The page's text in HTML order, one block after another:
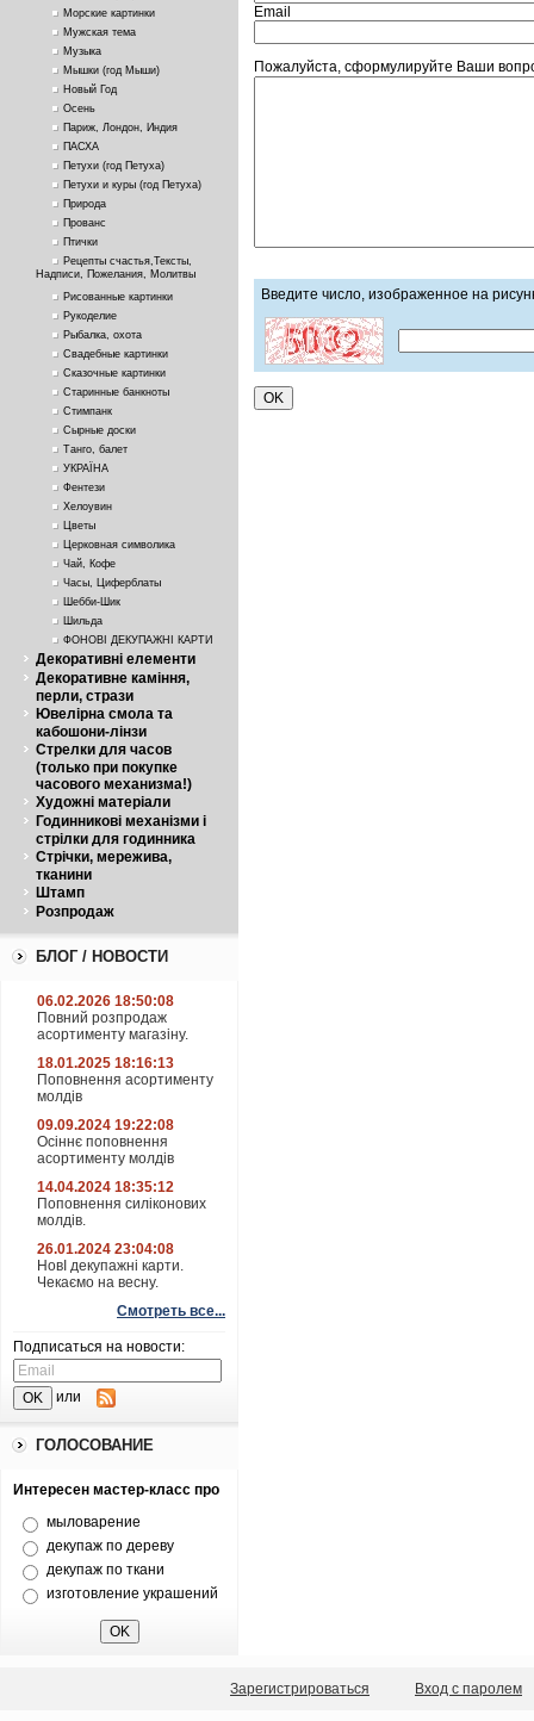
Морские картинки
Мужская тема
Музыка
Мышки (год Мыши)
Новый Год
Осень
Париж, Лондон, Индия
ПАСХА
Петухи (год Петуха)
Петухи и куры (год Петуха)
Природа
Прованс
Птички
Рецепты счастья,Тексты,
Надписи, Пожелания, Молитвы
Рисованные картинки
Рукоделие
Рыбалка, охота
Свадебные картинки
Сказочные картинки
Старинные банкноты
Стимпанк
Сырные доски
Танго, балет
УКРАЇНА
Фентези
Хелоувин
Цветы
Церковная символика
Чай, Кофе
Часы, Циферблаты
Шебби-Шик
Шильда
ФОНОВІ ДЕКУПАЖНІ КАРТИ
Декоративні елементи
Декоративне каміння,
перли, стрази
Ювелірна смола та
кабошони-лінзи
Стрелки для часов
(только при покупке
часового механизма!)
Художні матеріали
Годинникові механізми і
стрілки для годинника
Стрічки, мережива,
тканини
Штамп
Розпродаж
БЛОГ / НОВОСТИ
06.02.2026 18:50:08
Повний розпродаж
асортименту магазіну.
18.01.2025 18:16:13
Поповнення асортименту
молдів
09.09.2024 19:22:08
Осіннє поповнення
асортименту молдів
14.04.2024 18:35:12
Поповнення силіконових
молдів.
26.01.2024 23:04:08
НовІ декупажні карти.
Чекаємо на весну.
Смотреть все...
Подписаться на новости:
или
ГОЛОСОВАНИЕ
Интересен мастер-класс про
мыловарение
декупаж по дереву
декупаж по ткани
изготовление украшений
Email
Пожалуйста, сформулируйте Ваши
Введите число, изображенное на
Зарегистрироваться Вход с паролем